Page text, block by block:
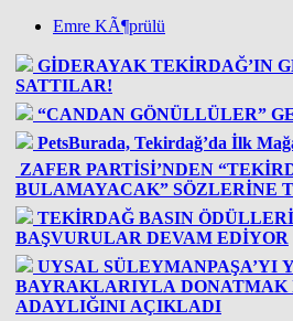
Emre KÃ¶prülü
GİDERAYAK TEKİRDAĞ’IN
SATTILAR!
“CANDAN GÖNÜLLÜLER”
PetsBurada, Tekirdağ’da İlk
ZAFER PARTİSİ’NDEN
BULAMAYACAK” SÖZLERİNE
TEKİRDAĞ BASIN
BAŞVURULAR DEVAM EDİYOR
UYSAL SÜLEYMANPAŞA’YI
BAYRAKLARIYLA DONATMAK
ADAYLIĞINI AÇIKLADI